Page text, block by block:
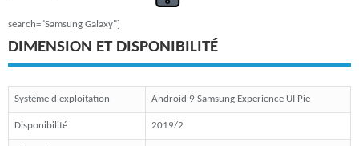
search="Samsung Galaxy"]
DIMENSION ET DISPONIBILITÉ
Système d'exploitation Android 9 Samsung Experience UI Pie
Disponibilité 2019/2